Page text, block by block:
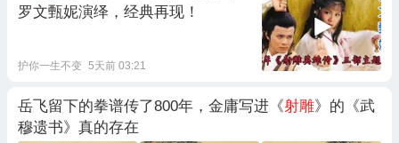
罗文甄妮演绎，经典再现！
护你一生不变 5天前 03:21
岳飞留下的拳谱传了800年，金庸写进《射雕》的《武
穆遗书》真的存在